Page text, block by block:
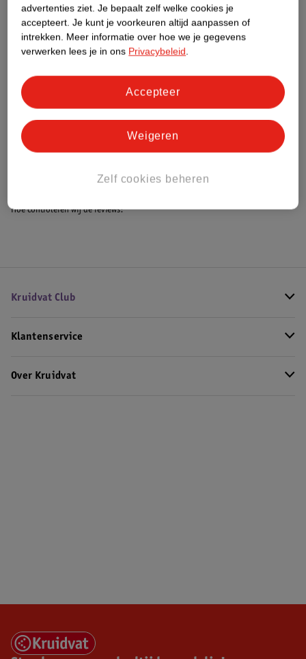
Dit product heeft (nog) geen Nature
Impact Score.
Meer informatie
Bestel & Bezorginformatie
Bekijk ook
Alle Ledikantdekens
Hoe controleren wij de reviews?
Kruidvat Club
Klantenservice
Over Kruidvat
advertenties ziet. Je bepaalt zelf welke cookies je
accepteert. Je kunt je voorkeuren altijd aanpassen of
intrekken. Meer informatie over hoe we je gegevens
verwerken lees je in ons Privacybeleid.
Zelf cookies beheren
Weigeren
Accepteer